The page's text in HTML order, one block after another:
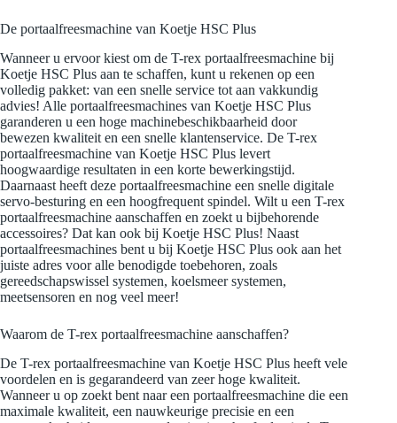
De portaalfreesmachine van Koetje HSC Plus
Wanneer u ervoor kiest om de T-rex portaalfreesmachine bij
Koetje HSC Plus aan te schaffen, kunt u rekenen op een
volledig pakket: van een snelle service tot aan vakkundig
advies! Alle portaalfreesmachines van Koetje HSC Plus
garanderen u een hoge machinebeschikbaarheid door
bewezen kwaliteit en een snelle klantenservice. De T-rex
portaalfreesmachine van Koetje HSC Plus levert
hoogwaardige resultaten in een korte bewerkingstijd.
Daarnaast heeft deze portaalfreesmachine een snelle digitale
servo-besturing en een hoogfrequent spindel. Wilt u een T-rex
portaalfreesmachine aanschaffen en zoekt u bijbehorende
accessoires? Dat kan ook bij Koetje HSC Plus! Naast
portaalfreesmachines bent u bij Koetje HSC Plus ook aan het
juiste adres voor alle benodigde toebehoren, zoals
gereedschapswissel systemen, koelsmeer systemen,
meetsensoren en nog veel meer!
Waarom de T-rex portaalfreesmachine aanschaffen?
De T-rex portaalfreesmachine van Koetje HSC Plus heeft vele
voordelen en is gegarandeerd van zeer hoge kwaliteit.
Wanneer u op zoekt bent naar een portaalfreesmachine die een
maximale kwaliteit, een nauwkeurige precisie en een